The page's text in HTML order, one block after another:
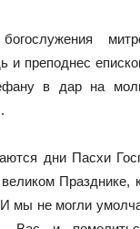
и преподнес
в дар на
дни Пасхи
Празднике,
мы не могли